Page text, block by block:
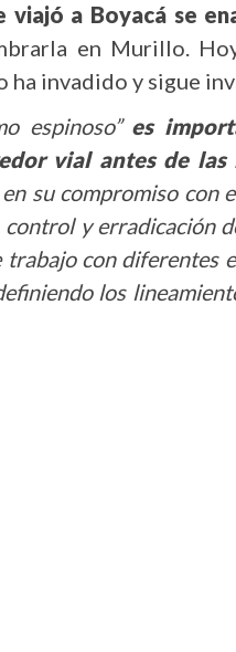
viajó a Boyacá se
en Murillo.
ha invadido y sigue
espinoso” es
vial antes de
su compromiso con
y erradicación
trabajo con diferentes
los